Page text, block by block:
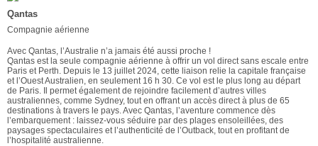
Qantas
Compagnie aérienne
Avec Qantas, l’Australie n’a jamais été aussi proche !
Qantas est la seule compagnie aérienne à offrir un vol direct sans escale entre
Paris et Perth. Depuis le 13 juillet 2024, cette liaison relie la capitale française
et l’Ouest Australien, en seulement 16 h 30. Ce vol est le plus long au départ
de Paris. Il permet également de rejoindre facilement d’autres villes
australiennes, comme Sydney, tout en offrant un accès direct à plus de 65
destinations à travers le pays. Avec Qantas, l’aventure commence dès
l’embarquement : laissez-vous séduire par des plages ensoleillées, des
paysages spectaculaires et l’authenticité de l’Outback, tout en profitant de
l’hospitalité australienne.